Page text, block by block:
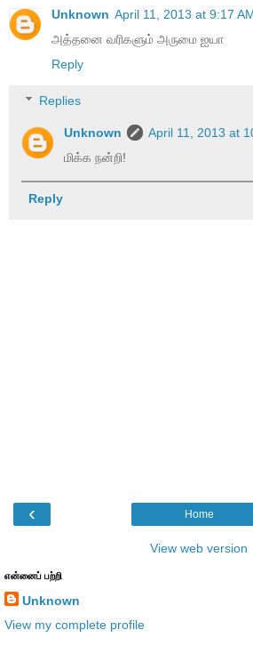
Unknown April 11, 2013 at 9:17
அத்தனை வரிகளும் அருமை ஐயா
Reply
Replies
Unknown
April 11, 2013 at
மிக்க நன்றி!
Reply
‹ Home
View web version
என்னைப் பற்றி
Unknown
View my complete profile